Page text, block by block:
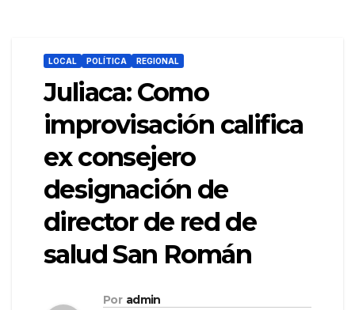
LOCAL POLÍTICA REGIONAL
Juliaca: Como
improvisación califica
ex consejero
designación de
director de red de
salud San Román
Por admin